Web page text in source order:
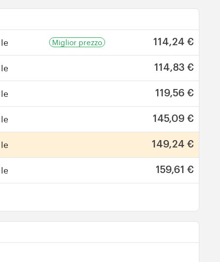
Miglior prezzo 114,24 €
114,83 €
119,56 €
145,09 €
149,24 €
159,61 €